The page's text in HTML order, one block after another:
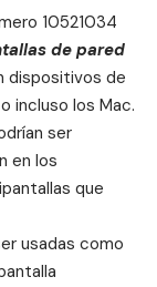
10521034
de pared
dispositivos de
incluso los Mac.
ser
en los
que
usadas como